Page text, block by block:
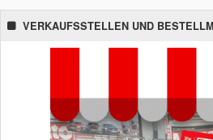
VERKAUFSSTELLEN UND